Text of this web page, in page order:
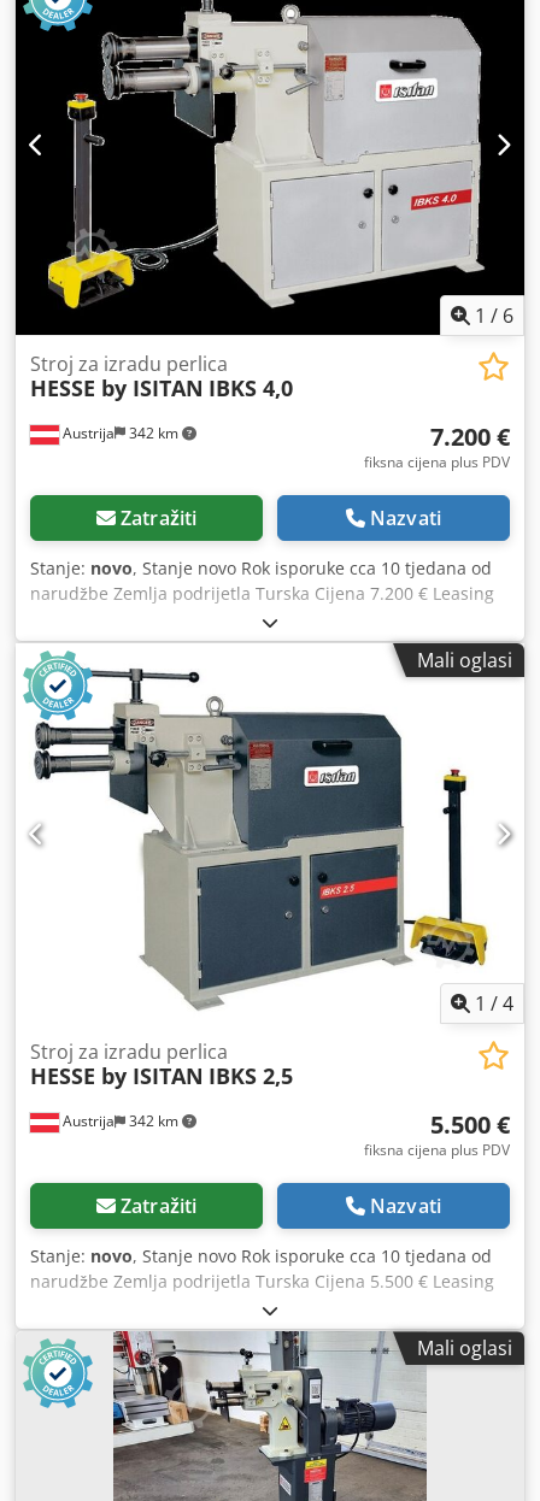
oprema: - Paralelno namještanje gornjeg valjka s radnim
osovinama na ležajevima - Beskonačno podesivi motor za
pogon - Motorno podešavanje gornje osovine,
besprijekorno podesivo - Regulacija uvlačenja u
automatskom načinu s upravljanjem putem senzora Uređaj
za vođenje lima u izvedbi stola Dcedpfx Acoh Hgdre Njk
Ukupna masa 6700 kg Ponuda je namijenjena isključivo
pravnim osobama prema § 14 BGB Nema prodaje
privatnim osobama!
1 / 6
Austrija 342 km
Stroj za izradu perlica
HESSE by ISITAN IBKS 4,0
7.200 €
fiksna cijena plus PDV
Zatražiti Nazvati
Stanje: novo, Stanje novo Rok isporuke cca 10 tjedana od
narudžbe Zemlja podrijetla Turska Cijena 7.200 € Leasing
rata 138,96 € Maks. debljina lima - konstrukcijski čelik 4
mm Dohvat 200 mm Valna duljina 300 nm Broj alata 4 kom.
Promjer valjka 126 mm Brzina vrtnje 10 o/min Duljina 1.475
mm Širina 550 mm Visina 1.200 mm Težina 460 kg Djdpfx
Acjynm Ngj Njck Samokočeći reduktorski motor Nožna
pedala za naprijed/natrag Podesivi donji valjak Čelični
valjci s brončanim ležajevima 4 seta valjaka Postolje Upute
za rad na NJEMAČKOM ili ENGLESKOM jeziku Oprema
prema CE propisima ALTERNATIVA (CIJENA NA UPIT):
Varijanta HIBKS 4,0 s hidrauličkim podešavanjem gornjeg
Mali oglasi
1 /4
Austrija 342 km
Stroj za izradu perlica
HESSE by ISITAN IBKS 2,5
5.500 €
fiksna cijena plus PDV
Zatražiti Nazvati
Stanje: novo, Stanje novo Rok isporuke cca 10 tjedana od
narudžbe Zemlja podrijetla Turska Cijena 5.500 € Leasing
rata 106,15 € Maks. debljina lima - konstrukcijski čelik 2,5
mm Dcsdpfxoynm Nas Ac Nek Dubina izreza 160 mm Valna
duljina 250 nm Broj alata 4 kom. Promjer valjka 96 mm Broj
okretaja 13 1/min Duljina 1.475 mm Širina 550 mm Visina
1.200 mm Težina 320 kg Samokočeći reduktorski motor
Nožna pedala za hod naprijed/natrag Podesiva donja
osovina Čelične osovine s brončanim ležajevima 4 seta
valjaka Podkonstrukcija Upute za rad na NJEMAČKOM ili
Mali oglasi